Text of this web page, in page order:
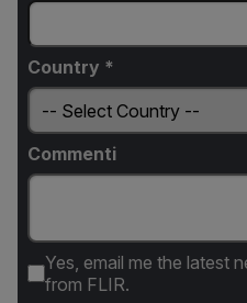
Country *
Commenti
Yes, email me the latest
from FLIR.